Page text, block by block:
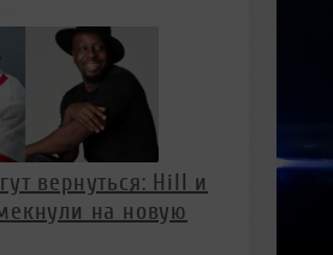
вернуться: Hill и
на новую